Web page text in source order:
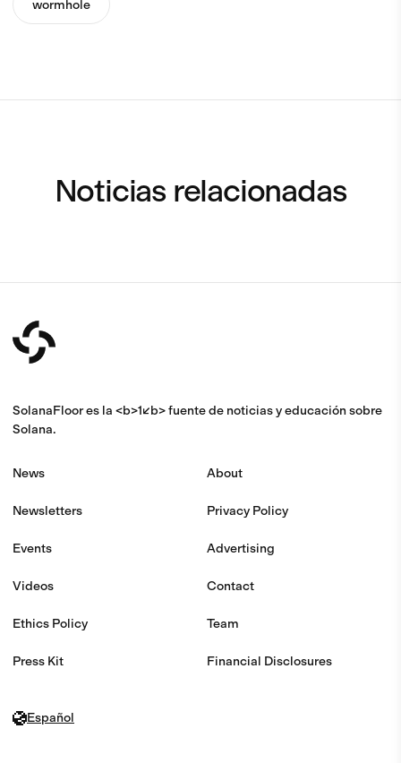
wormhole
Noticias relacionadas
SolanaFloor es la <b>1</b> fuente de noticias y educación sobre
Solana.
News
Newsletters
Events
Videos
Ethics Policy
Press Kit
About
Privacy Policy
Advertising
Contact
Team
Financial Disclosures
Español